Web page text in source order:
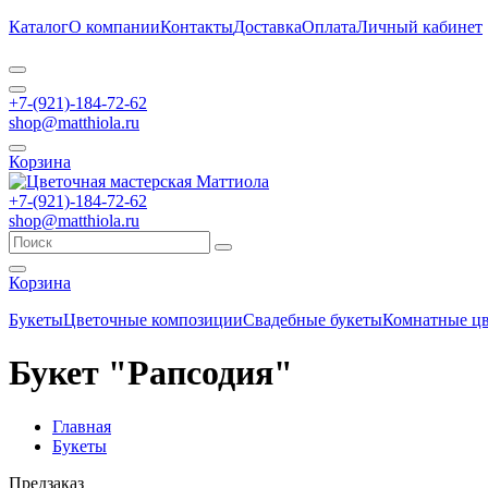
КаталогО компанииКонтактыДоставкаОплатаЛичный кабинет
+7-(921)-184-72-62
shop@matthiola.ru
Корзина
+7-(921)-184-72-62
shop@matthiola.ru
Корзина
БукетыЦветочные композицииСвадебные букетыКомнатные
Букет "Рапсодия"
Главная
Букеты
Предзаказ